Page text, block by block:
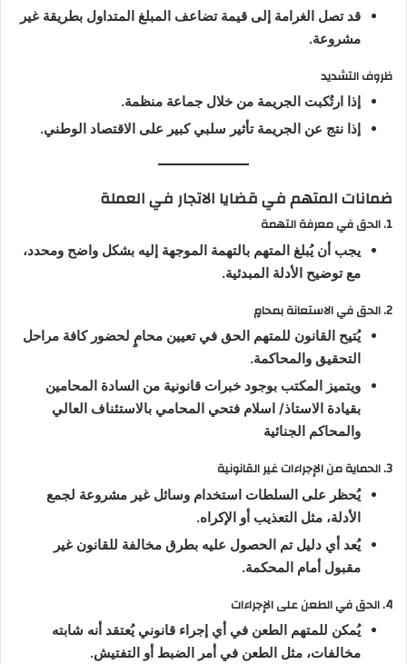
قد تصل الغرامة إلى قيمة تضاعف المبلغ المتداول بطريقة غير
مشروعة.
ظروف التشديد
إذا ارتُكبت الجريمة من خلال جماعة منظمة.
إذا نتج عن الجريمة تأثير سلبي كبير على الاقتصاد الوطني.
ضمانات المتهم في قضايا الاتجار في العملة
1. الحق في معرفة التهمة
يجب أن يُبلغ المتهم بالتهمة الموجهة إليه بشكل واضح ومحدد،
مع توضيح الأدلة المبدئية.
2. الحق في الاستعانة بمحامٍ
يُتيح القانون للمتهم الحق في تعيين محامٍ لحضور كافة مراحل
التحقيق والمحاكمة.
ويتميز المكتب بوجود خبرات قانونية من السادة المحامين
بقيادة الاستاذ/ اسلام فتحي المحامي بالاستئناف العالي
والمحاكم الجنائية
3. الحماية من الإجراءات غير القانونية
يُحظر على السلطات استخدام وسائل غير مشروعة لجمع
الأدلة، مثل التعذيب أو الإكراه.
يُعد أي دليل تم الحصول عليه بطرق مخالفة للقانون غير
مقبول أمام المحكمة.
4. الحق في الطعن على الإجراءات
يُمكن للمتهم الطعن في أي إجراء قانوني يُعتقد أنه شابته
مخالفات، مثل الطعن في أمر الضبط أو التفتيش.